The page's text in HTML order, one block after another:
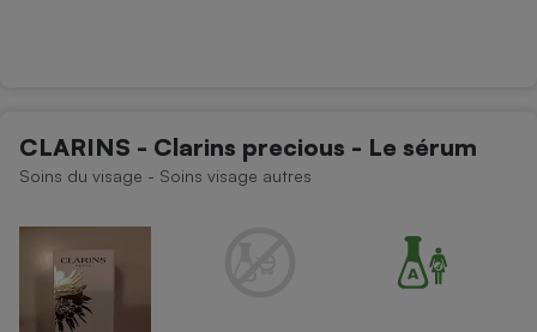
CLARINS - Clarins precious - Le sérum
Soins du visage - Soins visage autres